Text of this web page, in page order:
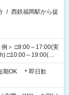
/ 西鉄福岡駅から徒
□10:00～19:00(実
□12:00～20:00(実
選べ
期OK ＊即日歓